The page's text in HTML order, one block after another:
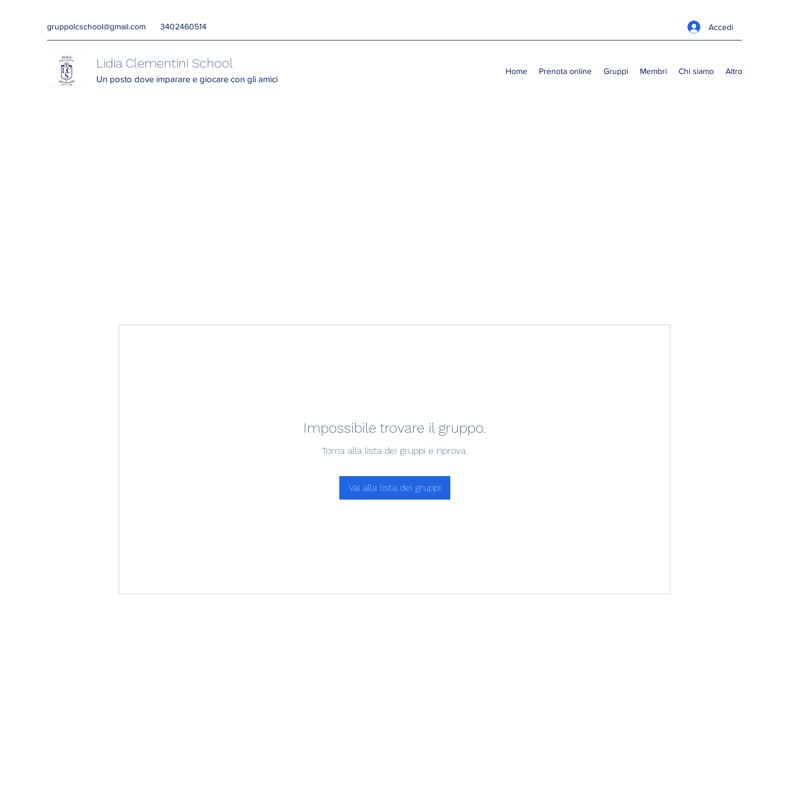
gruppolcschool@gmail.com 3402460514 Accedi
Lidia Clementini School
Un posto dove imparare e giocare con gli amici
Home Prenota online Gruppi Membri Chi siamo Altro
Impossibile trovare il gruppo.
Torna alla lista dei gruppi e riprova.
Vai alla lista dei gruppi